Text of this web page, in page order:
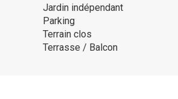
Jardin indépendant
Parking
Terrain clos
Terrasse / Balcon